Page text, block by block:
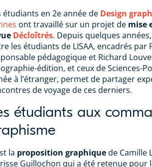
étudiants en 2e année de Design
ont travaillé sur un projet de mise
Décloîtrés. Depuis quelques années,
les étudiants de LISAA, encadrés par
pédagogique et Richard
édition, et ceux de Sciences-
à l’étranger, permet de partager
de voyage de ces derniers.
étudiants aux
la proposition graphiquede Camille
Guillochon qui a été retenue pour